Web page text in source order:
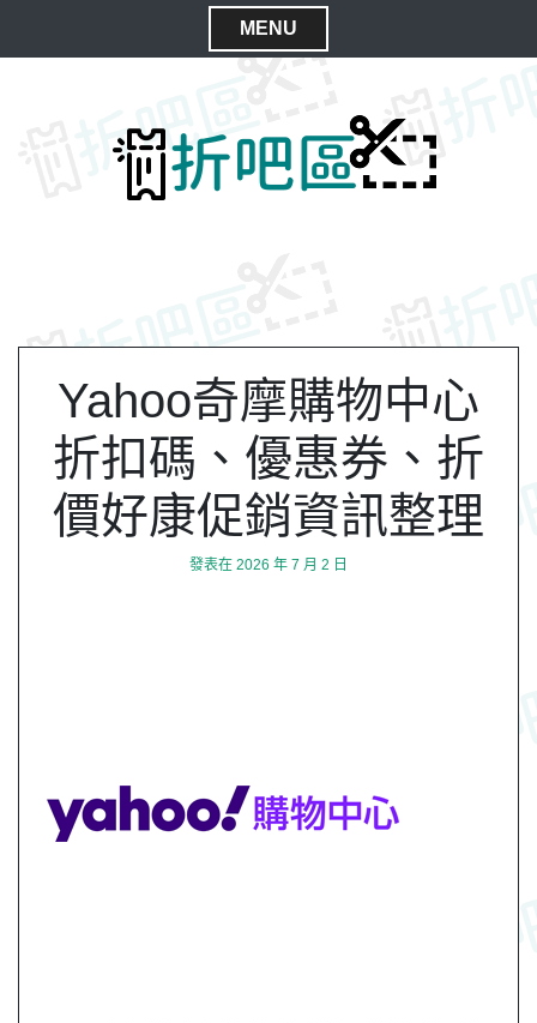
MENU
C
Yahoo奇摩購物中心
折扣碼、優惠券、折
價好康促銷資訊整理
發表在 2026 年 7 月 2 日